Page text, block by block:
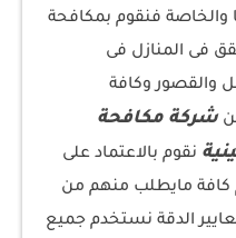
والخاصة فنقوم بمكافحة
فى المنازل فى
والقصور وكافة
شركة مكافحة
نقوم بالاعتماد على
كافة مايطلب منهم من
الدقة نستخدم جميع